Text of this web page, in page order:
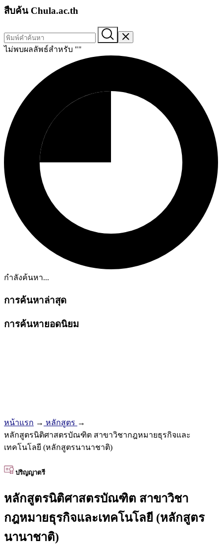
สืบค้น Chula.ac.th
ไม่พบผลลัพธ์สำหรับ ""
กำลังค้นหา...
การค้นหาล่าสุด
การค้นหายอดนิยม
หน้าแรก → หลักสูตร →
หลักสูตรนิติศาสตรบัณฑิต สาขาวิชากฎหมายธุรกิจและ
เทคโนโลยี (หลักสูตรนานาชาติ)
ปริญญาตรี
หลักสูตรนิติศาสตรบัณฑิต สาขาวิชา
กฎหมายธุรกิจและเทคโนโลยี (หลักสูตร
นานาชาติ)